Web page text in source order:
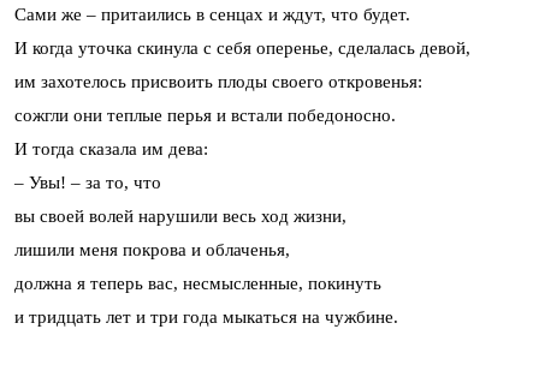
Сами же – притаились в сенцах и ждут, что будет.
И когда уточка скинула с себя оперенье, сделалась девой,
им захотелось присвоить плоды своего откровенья:
сожгли они теплые перья и встали победоносно.
И тогда сказала им дева:
– Увы! – за то, что
вы своей волей нарушили весь ход жизни,
лишили меня покрова и облаченья,
должна я теперь вас, несмысленные, покинуть
и тридцать лет и три года мыкаться на чужбине.